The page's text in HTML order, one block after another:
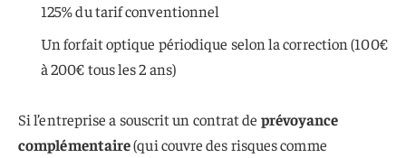
125% du tarif conventionnel
Un forfait optique périodique selon la correction (100€
à 200€ tous les 2 ans)
Si l’entreprise a souscrit un contrat de prévoyance
complémentaire(qui couvre des risques comme